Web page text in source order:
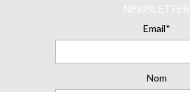
NEWSLETTER
Email*
Nom